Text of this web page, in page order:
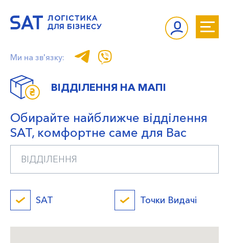
Ми на зв'язку:
ВІДДІЛЕННЯ НА МАПІ
Обирайте найближче відділення
SAT, комфортне саме для Вас
SAT Точки Видачі